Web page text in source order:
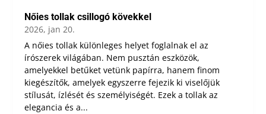
Nőies tollak csillogó kövekkel
2026, jan 20.
A nőies tollak különleges helyet foglalnak el az
írószerek világában. Nem pusztán eszközök,
amelyekkel betűket vetünk papírra, hanem finom
kiegészítők, amelyek egyszerre fejezik ki viselőjük
stílusát, ízlését és személyiségét. Ezek a tollak az
elegancia és a...